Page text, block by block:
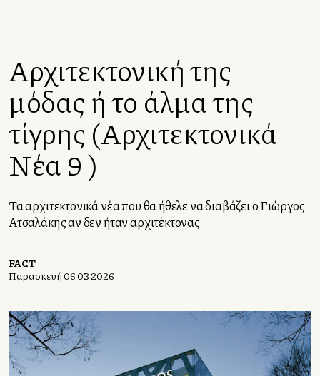
Αρχιτεκτονική της
μόδας ή το άλμα της
τίγρης (Αρχιτεκτονικά
Νέα 9 )
Τα αρχιτεκτονικά νέα που θα ήθελε να διαβάζει ο Γιώργος
Ατσαλάκης αν δεν ήταν αρχιτέκτονας
FACT
Παρασκευή 06 03 2026